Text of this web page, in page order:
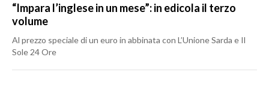
“Impara l’inglese in un mese”: in edicola il terzo
volume
Al prezzo speciale di un euro in abbinata con L’Unione Sarda e Il
Sole 24 Ore